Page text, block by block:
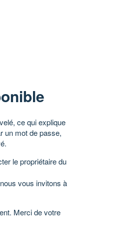
ce qui explique
un mot de passe,
le propriétaire du
vous invitons à
Merci de votre